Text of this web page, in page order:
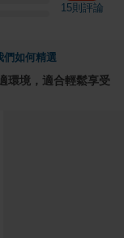
15則評論
們如何精選
環境，適合輕鬆享受